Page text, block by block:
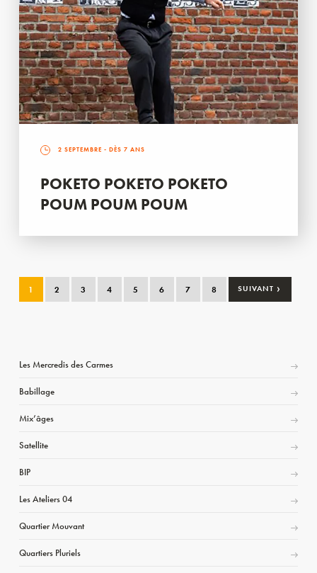
2 SEPTEMBRE - DÈS 7 ANS
POKETO POKETO POKETO
POUM POUM POUM
1 2 3 4 5 6 7 8 SUIVANT ›
Les Mercredis des Carmes
Babillage
Mix’âges
Satellite
BIP
Les Ateliers 04
Quartier Mouvant
Quartiers Pluriels